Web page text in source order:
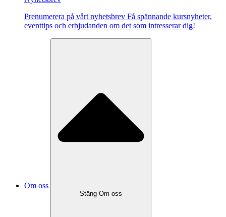
Pre­nu­me­re­ra på vårt ny­hets­brev Få spännande kursnyheter,
eventtips och erbjudanden om det som intresserar dig!
Om oss
Stäng Om oss